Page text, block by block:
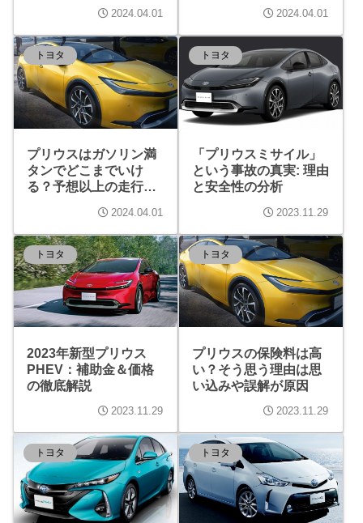
2024.04.01 2024.04.01
トヨタ
プリウスはガソリン満
タンでどこまでいけ
る？予想以上の走行距
2024.04.01
トヨタ
「プリウスミサイル」
という事故の真実: 理由
と安全性の分析
2023.11.29
トヨタ
2023年新型プリウス
PHEV：補助金＆価格
の徹底解説
2023.11.29
トヨタ
プリウスの保険料は高
い？そう思う理由は思
い込みや誤解が原因
2023.11.29
トヨタ トヨタ